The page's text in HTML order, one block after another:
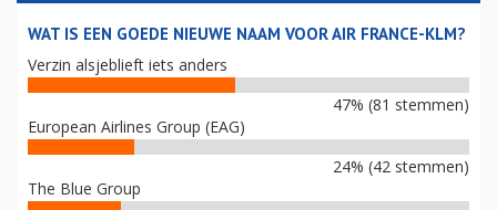
WAT IS EEN GOEDE NIEUWE NAAM VOOR AIR FRANCE-KLM?
Verzin alsjeblieft iets anders
47% (81 stemmen)
European Airlines Group (EAG)
24% (42 stemmen)
The Blue Group